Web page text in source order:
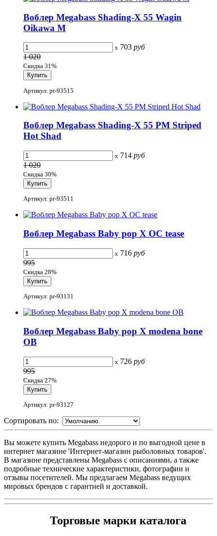
Воблер Megabass Shading-X 55 Wagin
Oikawa M
x 703 руб
1 020
Скидка 31%
Артикул: pr-93515
Воблер Megabass Shading-X 55 PM Striped
Hot Shad
x 714 руб
1 020
Скидка 30%
Артикул: pr-93511
Воблер Megabass Baby pop X OC tease
x 716 руб
995
Скидка 28%
Артикул: pr-93131
Воблер Megabass Baby pop X modena bone
OB
x 726 руб
995
Скидка 27%
Артикул: pr-93127
Сортировать по:
Вы можете купить Megabass недорого и по выгодной цене в
интернет магазине 'Интернет-магазин рыболовных товаров'.
В магазине представлены Megabass с описаниями, а также
подробные технические характеристики, фотографии и
отзывы посетителей. Мы предлагаем Megabass ведущих
мировых брендов с гарантией и доставкой.
Торговые марки каталога